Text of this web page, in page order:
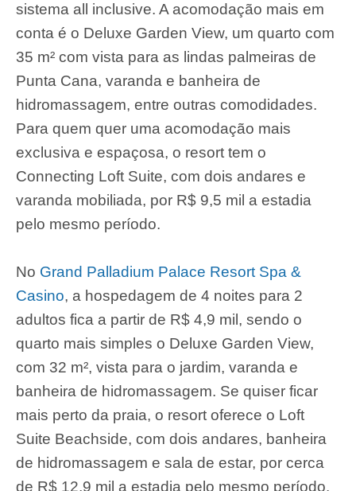
sistema all inclusive. A acomodação mais em
conta é o Deluxe Garden View, um quarto com
35 m² com vista para as lindas palmeiras de
Punta Cana, varanda e banheira de
hidromassagem, entre outras comodidades.
Para quem quer uma acomodação mais
exclusiva e espaçosa, o resort tem o
Connecting Loft Suite, com dois andares e
varanda mobiliada, por R$ 9,5 mil a estadia
pelo mesmo período.
No Grand Palladium Palace Resort Spa &
Casino, a hospedagem de 4 noites para 2
adultos fica a partir de R$ 4,9 mil, sendo o
quarto mais simples o Deluxe Garden View,
com 32 m², vista para o jardim, varanda e
banheira de hidromassagem. Se quiser ficar
mais perto da praia, o resort oferece o Loft
Suite Beachside, com dois andares, banheira
de hidromassagem e sala de estar, por cerca
de R$ 12,9 mil a estadia pelo mesmo período.